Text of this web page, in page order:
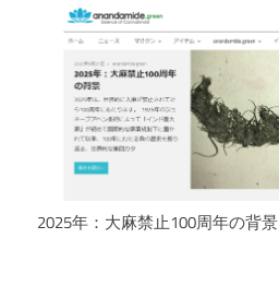
2025年：大麻禁止100周年の背景